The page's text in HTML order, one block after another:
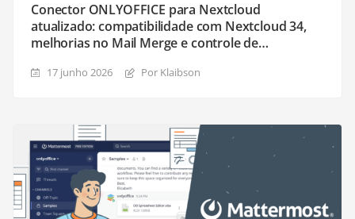
Conector ONLYOFFICE para Nextcloud
atualizado: compatibilidade com Nextcloud 34,
melhorias no Mail Merge e controle de
17 junho 2026 Por Klaibson